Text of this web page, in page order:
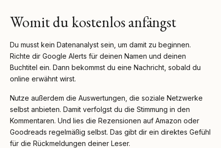
Womit du kostenlos anfängst
Du musst kein Datenanalyst sein, um damit zu beginnen.
Richte dir Google Alerts für deinen Namen und deinen
Buchtitel ein. Dann bekommst du eine Nachricht, sobald du
online erwähnt wirst.
Nutze außerdem die Auswertungen, die soziale Netzwerke
selbst anbieten. Damit verfolgst du die Stimmung in den
Kommentaren. Und lies die Rezensionen auf Amazon oder
Goodreads regelmäßig selbst. Das gibt dir ein direktes Gefühl
für die Rückmeldungen deiner Leser.